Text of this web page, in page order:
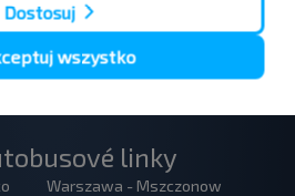
Zapisz się
linky
Warszawa - Mszczonow
Dostosuj
wszystko